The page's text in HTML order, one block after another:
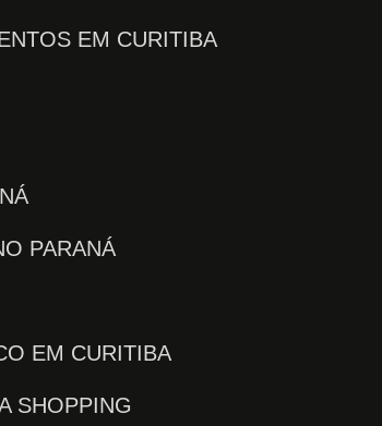
EM CURITIBA
PARANÁ
EM CURITIBA
SHOPPING